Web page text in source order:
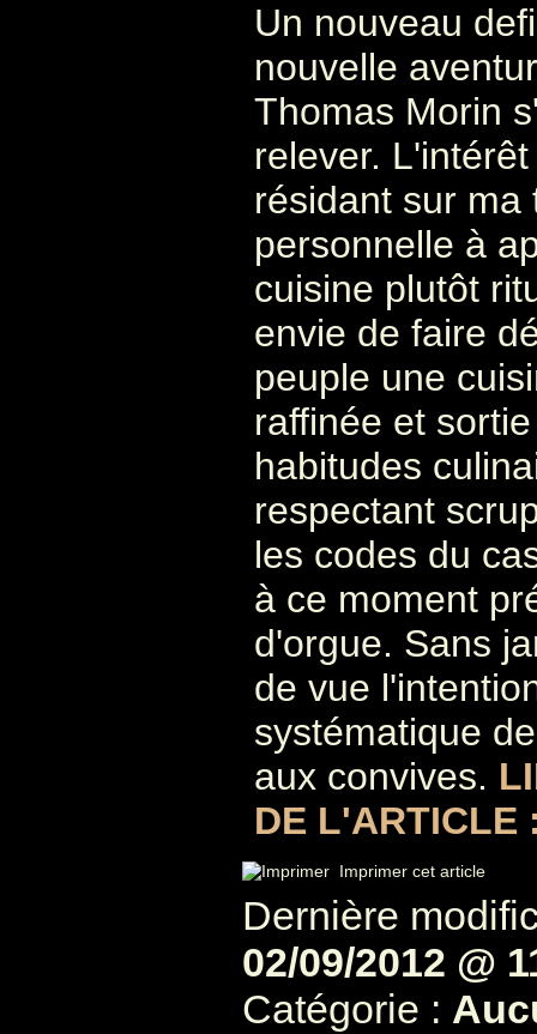
Un nouveau
nouvelle
Thomas Morin
relever.
résidant sur ma
personnelle à
cuisine plutôt
envie de faire
peuple une
raffinée et
habitudes
respectant
les codes du
à ce moment
d'orgue. Sans
de vue
systématique
aux convives.
DE L'ARTICLE
Imprimer cet article
Dernière
02/09/2012 @
Catégorie :